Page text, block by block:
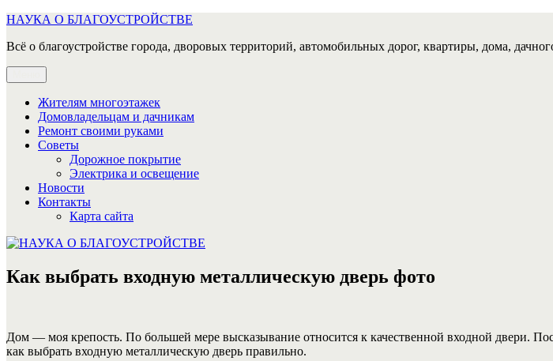
Перейти
содержимому
НАУКА О БЛАГОУСТРОЙСТВЕ
Всё о благоустройстве города, дворовых территорий, автомобильных дорог, квартиры, дома,
Жителям многоэтажек
Домовладельцам и дачникам
Ремонт своими руками
Советы
Дорожное покрытие
Электрика и освещение
Новости
Контакты
Карта сайта
Как выбрать входную металлическую дверь фото
Дом — моя крепость. По большей мере высказывание относится к качественной входной двери.
как выбрать входную металлическую дверь правильно.